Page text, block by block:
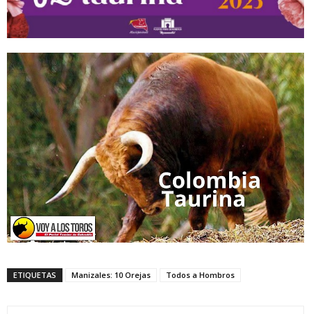
ETIQUETAS Manizales: 10 Orejas Todos a Hombros